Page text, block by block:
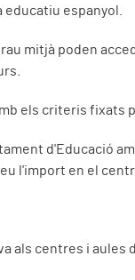
espanyol.
mitjà poden
els criteris fixats
d'Educació
l'import en el
als centres i aules